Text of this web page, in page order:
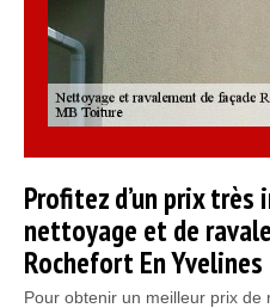
Profitez d’un prix
nettoyage et de
Rochefort En Yvelines
Pour obtenir un meilleur prix de